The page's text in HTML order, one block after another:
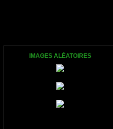
IMAGES ALÉATOIRES